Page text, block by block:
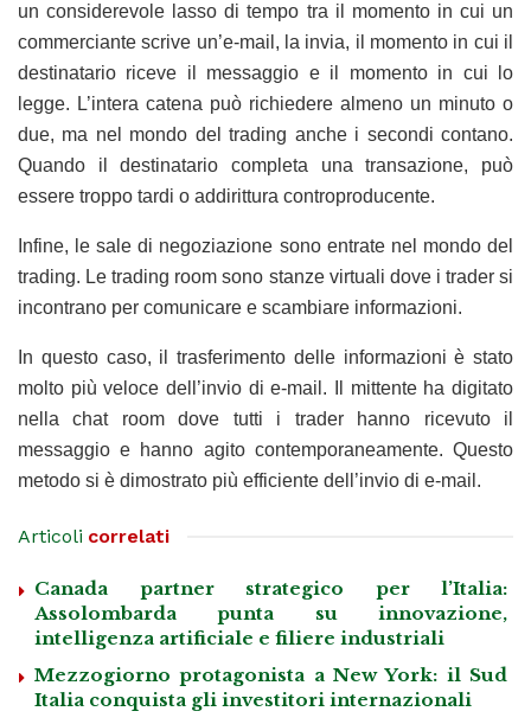
un considerevole lasso di tempo tra il momento in cui un
commerciante scrive un’e-mail, la invia, il momento in cui il
destinatario riceve il messaggio e il momento in cui lo
legge. L’intera catena può richiedere almeno un minuto o
due, ma nel mondo del trading anche i secondi contano.
Quando il destinatario completa una transazione, può
essere troppo tardi o addirittura controproducente.
Infine, le sale di negoziazione sono entrate nel mondo del
trading. Le trading room sono stanze virtuali dove i trader si
incontrano per comunicare e scambiare informazioni.
In questo caso, il trasferimento delle informazioni è stato
molto più veloce dell’invio di e-mail. Il mittente ha digitato
nella chat room dove tutti i trader hanno ricevuto il
messaggio e hanno agito contemporaneamente. Questo
metodo si è dimostrato più efficiente dell’invio di e-mail.
Articoli correlati
Canada partner strategico per l’Italia:
Assolombarda punta su innovazione,
intelligenza artificiale e filiere industriali
Mezzogiorno protagonista a New York: il Sud
Italia conquista gli investitori internazionali